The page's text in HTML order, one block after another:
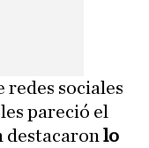
redes sociales
pareció el
destacaron lo